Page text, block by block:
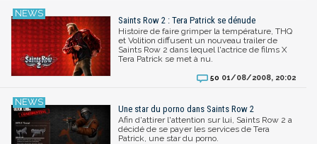
Saints Row 2 : Tera Patrick se dénude
Histoire de faire grimper la température, THQ
et Volition diffusent un nouveau trailer de
Saints Row 2 dans lequel l'actrice de films X
Tera Patrick se met à nu.
50 01/08/2008, 20:02
Une star du porno dans Saints Row 2
Afin d'attirer l'attention sur lui, Saints Row 2 a
décidé de se payer les services de Tera
Patrick, une star du porno.